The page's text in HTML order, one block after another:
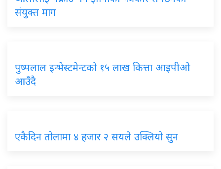
संयुक्त माग
पुष्पलाल इन्भेस्टमेन्टको १५ लाख कित्ता आइपीओ
आउँदै
एकैदिन तोलामा ४ हजार २ सयले उक्लियो सुन